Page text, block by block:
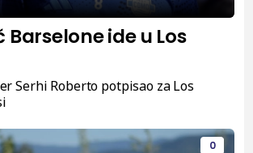
Barselone ide u Los
Serhi Roberto potpisao za Los
0